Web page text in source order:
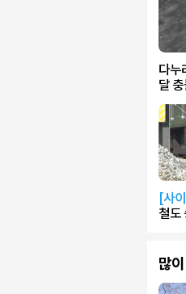
다누
달
[사
철도
많